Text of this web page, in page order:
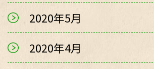
2020年5月
2020年4月